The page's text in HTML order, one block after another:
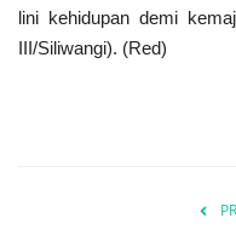
lini kehidupan demi
III/Siliwangi). (Red)